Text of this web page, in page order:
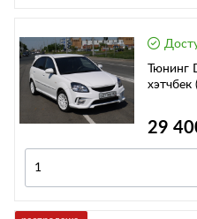
Тюнинг
хэтчбек
29